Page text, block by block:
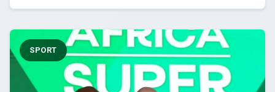
SPORT